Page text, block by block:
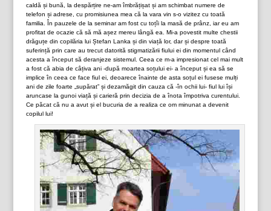
caldă și bună, la despărțire ne-am îmbrățișat și am schimbat numere de
telefon și adrese, cu promisiunea mea că la vara vin s-o vizitez cu toată
familia. În pauzele de la seminar am fost cu toțîi la masă de prânz, iar eu am
profitat de ocazie că să mă așez mereu lângă ea. Mi-a povestit multe chestii
drăguțe din copilăria lui Ștefan Lanka și din viață lor, dar și despre toată
suferință prin care au trecut datorită stigmatizării fiului ei din momentul când
acesta a început să deranjeze sistemul. Ceea ce m-a impresionat cel mai mult
a fost că abia de câțiva ani -după moartea soțului ei- a început și ea să se
implice în ceea ce face fiul ei, deoarece înainte de asta soțul ei fusese mulți
ani de zile foarte „supărat” și dezamăgit din cauza că -în ochii lui- fiul lui își
aruncase la gunoi viață și carieră prin decizia de a înota împotriva curentului.
Ce păcat că nu a avut și el bucuria de a realiza ce om minunat a devenit
copilul lui!